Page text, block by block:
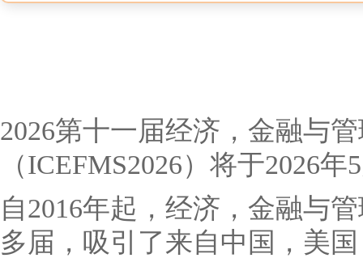
2026第十一届经济，金融与
（ICEFMS2026）将于2026年
自2016年起，经济，金融与
多届，吸引了来自中国，美